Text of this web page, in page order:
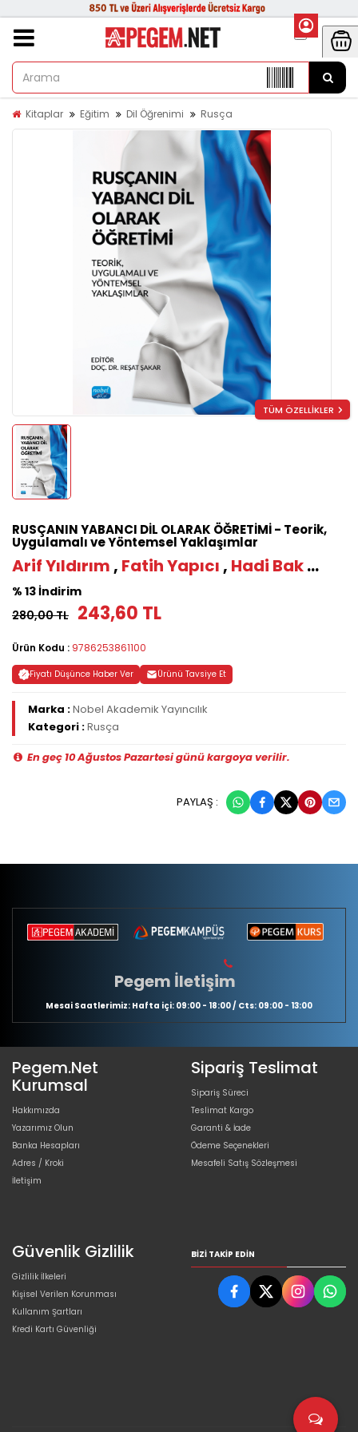
Kitaplar Eğitim Dil Öğrenimi Rusça
TÜM ÖZELLİKLER
RUSÇANIN YABANCI DİL OLARAK ÖĞRETİMİ - Teorik,
Uygulamalı ve Yöntemsel Yaklaşımlar
Arif Yıldırım , Fatih Yapıcı , Hadi Bak...
% 13 İndirim
280,00 TL 243,60 TL
Ürün Kodu : 9786253861100
Fiyatı Düşünce Haber Ver Ürünü Tavsiye Et
Marka :Nobel Akademik Yayıncılık
Kategori :Rusça
En geç 10 Ağustos Pazartesi günü kargoya verilir.
PAYLAŞ :
Pegem İletişim
Mesai Saatlerimiz: Hafta içi: 09:00 - 18:00 / Cts: 09:00 - 13:00
Pegem.Net
Kurumsal
Hakkımızda
Yazarımız Olun
Banka Hesapları
Adres / Kroki
İletişim
Sipariş Teslimat
Sipariş Süreci
Teslimat Kargo
Garanti & İade
Ödeme Seçenekleri
Mesafeli Satış Sözleşmesi
Güvenlik Gizlilik
Gizlilik İlkeleri
Kişisel Verilen Korunması
Kullanım Şartları
Kredi Kartı Güvenliği
BIZI TAKIP EDIN